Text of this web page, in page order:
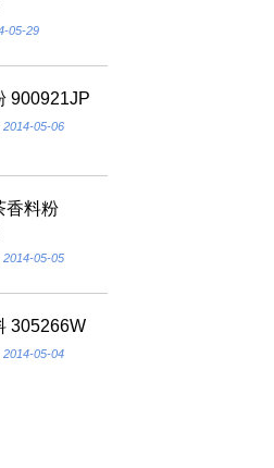
05-29
900921JP
2014-05-06
香料粉
2014-05-05
305266W
2014-05-04